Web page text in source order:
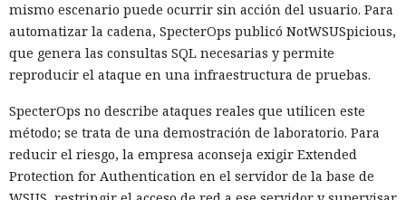
mismo escenario puede ocurrir sin acción del usuario. Para
automatizar la cadena, SpecterOps publicó NotWSUSpicious,
que genera las consultas SQL necesarias y permite
reproducir el ataque en una infraestructura de pruebas.
SpecterOps no describe ataques reales que utilicen este
método; se trata de una demostración de laboratorio. Para
reducir el riesgo, la empresa aconseja exigir Extended
Protection for Authentication en el servidor de la base de